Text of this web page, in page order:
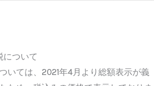
について
いては、2021年4月より総額表示が義